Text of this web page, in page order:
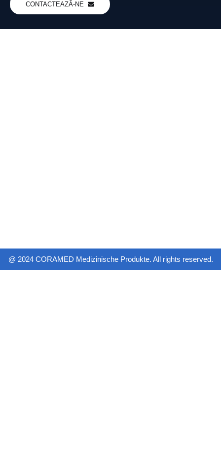
CONTACTEAZĂ-NE
@ 2024 CORAMED Medizinische Produkte. All rights reserved.